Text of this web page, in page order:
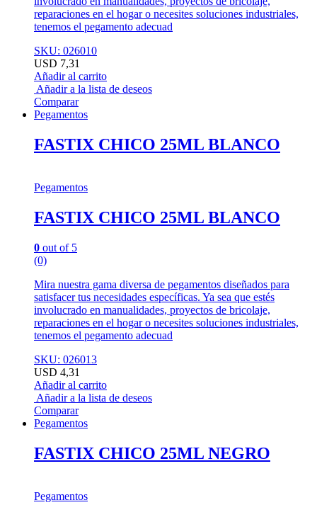
reparaciones en el hogar o necesites soluciones industriales,
tenemos el pegamento adecuad
SKU: 026010
USD 7,31
Añadir al carrito
Añadir a la lista de deseos
Comparar
Pegamentos
FASTIX CHICO 25ML BLANCO
Pegamentos
FASTIX CHICO 25ML BLANCO
0 out of 5
(0)
Mira nuestra gama diversa de pegamentos diseñados para
satisfacer tus necesidades específicas. Ya sea que estés
involucrado en manualidades, proyectos de bricolaje,
reparaciones en el hogar o necesites soluciones industriales,
tenemos el pegamento adecuad
SKU: 026013
USD 4,31
Añadir al carrito
Añadir a la lista de deseos
Comparar
Pegamentos
FASTIX CHICO 25ML NEGRO
Pegamentos